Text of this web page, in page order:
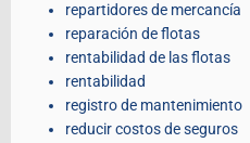
repartidores de mercancía
reparación de flotas
rentabilidad de las flotas
rentabilidad
registro de mantenimiento
reducir costos de seguros